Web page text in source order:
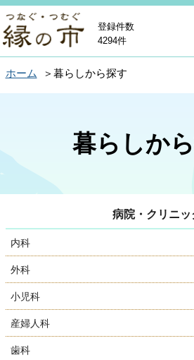
登録件数
4294件
ホーム 暮らしから探す
暮らしか
病院・クリニッ
内科
外科
小児科
産婦人科
歯科